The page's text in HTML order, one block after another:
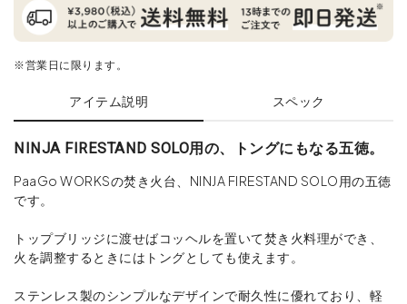
※営業日に限ります。
アイテム説明 スペック
NINJA FIRESTAND SOLO用の、トングにもなる五徳。
PaaGo WORKSの焚き火台、NINJA FIRESTAND SOLO用の五徳
です。
トップブリッジに渡せばコッヘルを置いて焚き火料理ができ、
火を調整するときにはトングとしても使えます。
ステンレス製のシンプルなデザインで耐久性に優れており、軽